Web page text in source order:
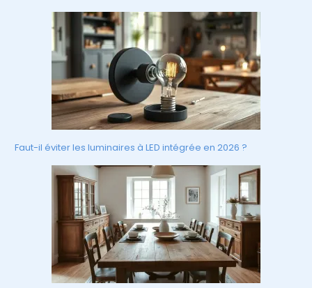
Faut-il éviter les luminaires à LED intégrée en 2026 ?